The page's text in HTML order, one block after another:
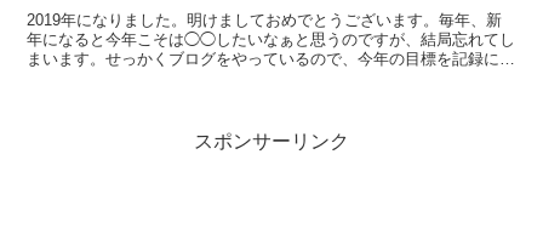
2019年になりました。明けましておめでとうございます。毎年、新
年になると今年こそは◯◯したいなぁと思うのですが、結局忘れてし
まいます。せっかくブログをやっているので、今年の目標を記録に残
スポンサーリンク